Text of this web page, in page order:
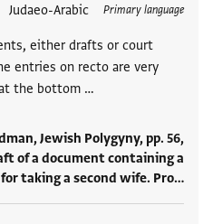
Primary language
Judaeo-Arabic
either drafts or court
entries on recto are very
the bottom …
Jewish Polygyny, pp. 56,
of a document containing a
punishment for taking a second wife. Pro‮…